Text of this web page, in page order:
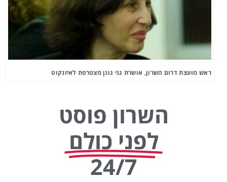
ראש מועצת דרום השרון, אושרת גני גונן מצטרפת לאיזנקוט
השרון פוסט
לפני כולם
24/7